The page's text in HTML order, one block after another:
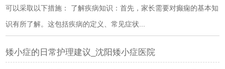
可以采取以下措施： 了解疾病知识：首先，家长需要对癫痫的基本知
识有所了解。这包括疾病的定义、常见症状...
矮小症的日常护理建议_沈阳矮小症医院